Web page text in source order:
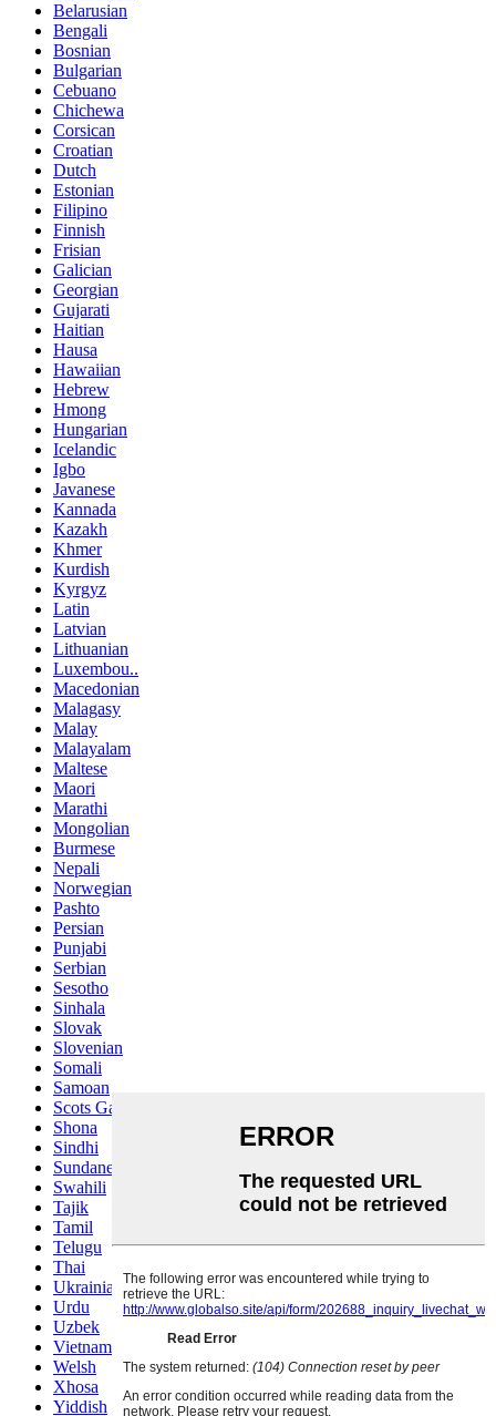
Belarusian
Bengali
Bosnian
Bulgarian
Cebuano
Chichewa
Corsican
Croatian
Dutch
Estonian
Filipino
Finnish
Frisian
Galician
Georgian
Gujarati
Haitian
Hausa
Hawaiian
Hebrew
Hmong
Hungarian
Icelandic
Igbo
Javanese
Kannada
Kazakh
Khmer
Kurdish
Kyrgyz
Latin
Latvian
Lithuanian
Luxembou..
Macedonian
Malagasy
Malay
Malayalam
Maltese
Maori
Marathi
Mongolian
Burmese
Nepali
Norwegian
Pashto
Persian
Punjabi
Serbian
Sesotho
Sinhala
Slovak
Slovenian
Somali
Samoan
Scots Gaelic
Shona
Sindhi
Sundanese
Swahili
Tajik
Tamil
Telugu
Thai
Ukrainian
Urdu
Uzbek
Vietnamese
Welsh
Xhosa
Yiddish